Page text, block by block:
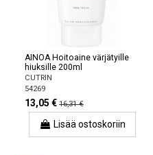
AINOA Hoitoaine värjätyille
hiuksille 200ml
CUTRIN
54269
13,05 € 16,31 €
Lisää ostoskoriin